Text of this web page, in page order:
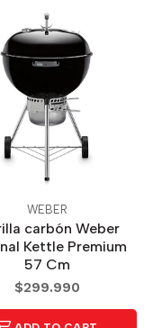
WEBER
carbón Weber
Kettle Premium
57 Cm
$299.990